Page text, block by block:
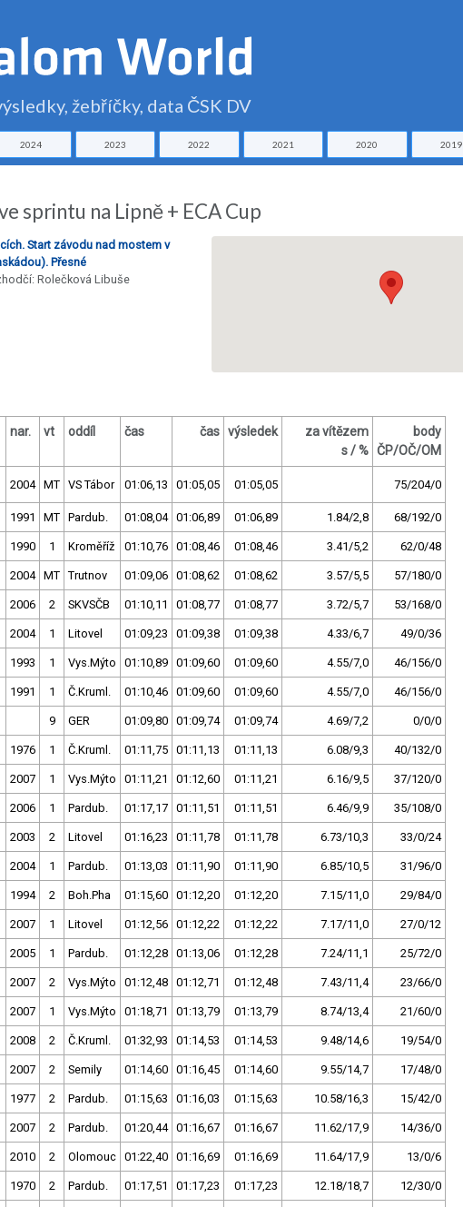
žebříčky, data ČSK DV
2024 2023 2022 2021 2020 2019
sprintu na Lipně + ECA Cup
Start závodu nad mostem v
Přesné
Rolečková Libuše
nar. vt oddíl čas čas výsledek
za vítězem
s / %
body
ČP/OČ/OM
2004 MT VS Tábor 01:06,13 01:05,05 01:05,05 75/204/0
1991 MT Pardub. 01:08,04 01:06,89 01:06,89 1.84/2,8 68/192/0
1990 1 Kroměříž 01:10,76 01:08,46 01:08,46 3.41/5,2 62/0/48
2004 MT Trutnov 01:09,06 01:08,62 01:08,62 3.57/5,5 57/180/0
2006 2 SKVSČB 01:10,11 01:08,77 01:08,77 3.72/5,7 53/168/0
2004 1 Litovel 01:09,23 01:09,38 01:09,38 4.33/6,7 49/0/36
1993 1 Vys.Mýto 01:10,89 01:09,60 01:09,60 4.55/7,0 46/156/0
1991 1 Č.Kruml. 01:10,46 01:09,60 01:09,60 4.55/7,0 46/156/0
9 GER 01:09,80 01:09,74 01:09,74 4.69/7,2 0/0/0
1976 1 Č.Kruml. 01:11,75 01:11,13 01:11,13 6.08/9,3 40/132/0
2007 1 Vys.Mýto 01:11,21 01:12,60 01:11,21 6.16/9,5 37/120/0
2006 1 Pardub. 01:17,17 01:11,51 01:11,51 6.46/9,9 35/108/0
2003 2 Litovel 01:16,23 01:11,78 01:11,78 6.73/10,3 33/0/24
2004 1 Pardub. 01:13,03 01:11,90 01:11,90 6.85/10,5 31/96/0
1994 2 Boh.Pha 01:15,60 01:12,20 01:12,20 7.15/11,0 29/84/0
2007 1 Litovel 01:12,56 01:12,22 01:12,22 7.17/11,0 27/0/12
2005 1 Pardub. 01:12,28 01:13,06 01:12,28 7.24/11,1 25/72/0
2007 2 Vys.Mýto 01:12,48 01:12,71 01:12,48 7.43/11,4 23/66/0
2007 1 Vys.Mýto 01:18,71 01:13,79 01:13,79 8.74/13,4 21/60/0
2008 2 Č.Kruml. 01:32,93 01:14,53 01:14,53 9.48/14,6 19/54/0
2007 2 Semily 01:14,60 01:16,45 01:14,60 9.55/14,7 17/48/0
1977 2 Pardub. 01:15,63 01:16,03 01:15,63 10.58/16,3 15/42/0
2007 2 Pardub. 01:20,44 01:16,67 01:16,67 11.62/17,9 14/36/0
2010 2 Olomouc 01:22,40 01:16,69 01:16,69 11.64/17,9 13/0/6
1970 2 Pardub. 01:17,51 01:17,23 01:17,23 12.18/18,7 12/30/0